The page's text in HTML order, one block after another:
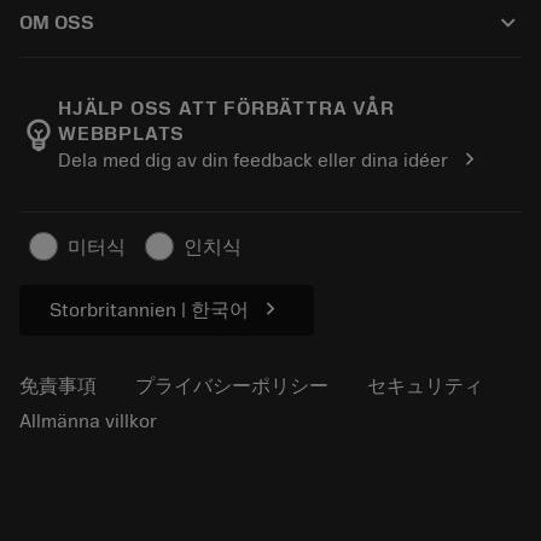
注文
注文を追跡する
見積もりを作成する
OM OSS keyboard_arrow_down
Manufacturing Wellness
経歴
サステナブルな事業
プレス用
emoji_objects
HJÄLP OSS ATT FÖRBÄTTRA VÅR
WEBBPLATS
Dela med dig av din feedback eller dina idéer
chevron_right
미터식 인치식
Storbritannien | 한국어 chevron_right
免責事項 プライバシーポリシー
セキュリティ
Allmänna villkor